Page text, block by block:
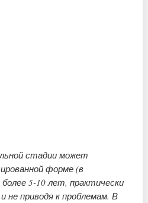
стадии может
форме (в
5-10 лет, практически
не приводя к проблемам. В